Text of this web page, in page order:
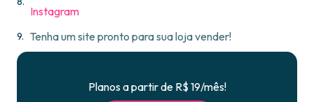
Instagram
Tenha um site pronto para sua loja vender!
Planos a partir de R$ 19/mês!